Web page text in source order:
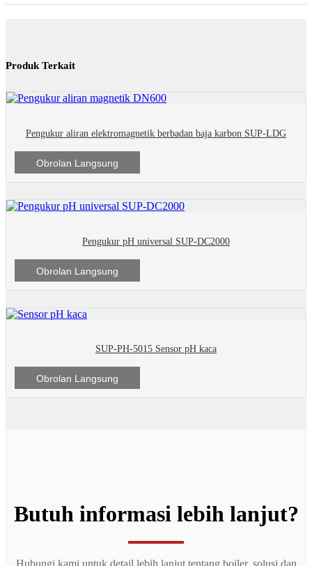
Produk Terkait
Pengukur aliran elektromagnetik berbadan baja karbon SUP-LDG
Obrolan Langsung
Pengukur pH universal SUP-DC2000
Obrolan Langsung
SUP-PH-5015 Sensor pH kaca
Obrolan Langsung
Butuh informasi lebih lanjut?
Hubungi kami untuk detail lebih lanjut tentang boiler, solusi dan